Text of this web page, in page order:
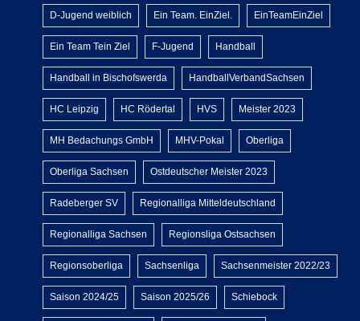
D-Jugend weiblich Ein Team. EinZiel. EinTeamEinZiel
Ein Team Tein Ziel F-Jugend Handball
Handball in Bischofswerda HandballVerbandSachsen
HC Leipzig HC Rödertal HVS Meister 2023
MH Bedachungs GmbH MHV-Pokal Oberliga
Oberliga Sachsen Ostdeutscher Meister 2023
Radeberger SV Regionalliga Mitteldeutschland
Regionalliga Sachsen Regionsliga Ostsachsen
Regionsoberliga Sachsenliga Sachsenmeister 2022/23
Saison 2024/25 Saison 2025/26 Schiebock